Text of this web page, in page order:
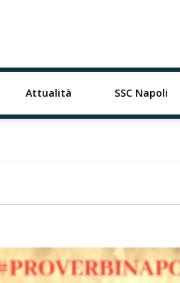
Attualità SSC Napoli